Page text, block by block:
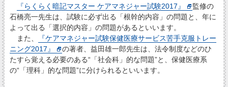
『らくらく暗記マスター ケアマネジャー試験2017』
監修の
石橋亮一先生は、試験に必ず出る「根幹的内容」の問題と、年に
よって出る「選択的内容」の問題があるといいます。
また、
『ケアマネジャー試験保健医療サービス苦手克服トレー
ニング2017』
の著者、益田雄一郎先生は、法令制度などのひ
たすら覚える必要のある“「社会科」的な問題”と、保健医療系
の“「理科」的な問題”に分けられるといいます。